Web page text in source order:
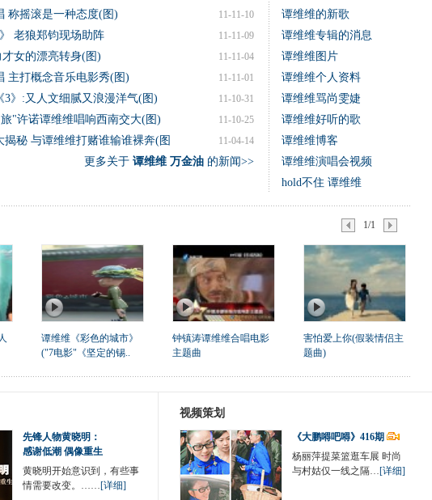
11-11-10
称摇滚是一种态度(图)
11-11-09
老狼郑钧现场助阵
11-11-04
女的漂亮转身(图)
11-11-01
主打概念音乐电影秀(图)
11-10-31
3》:又人文细腻又浪漫洋气(图)
11-10-25
"许诺谭维维唱响西南交大(图)
11-04-14
揭秘 与谭维维打赌谁输谁裸奔(图
更多关于 谭维维 万金油的新闻>>
谭维维的新歌
谭维维专辑的消息
谭维维图片
谭维维个人资料
谭维维骂尚雯婕
谭维维好听的歌
谭维维博客
谭维维演唱会视频
hold不住 谭维维
1/1
谭维维《彩色的城市》
("7电影"《坚定的锡..
钟镇涛谭维维合唱电影
主题曲
害怕爱上你(假装情侣主
题曲)
先锋人物黄晓明：
感谢低潮 偶像重生
黄晓明开始意识到，有些事
情需要改变。……[详细]
视频策划
《大鹏嘚吧嘚》416期
杨丽萍提菜篮逛车展 时尚
与村姑仅一线之隔…[详细]